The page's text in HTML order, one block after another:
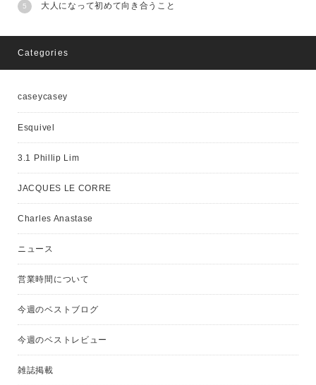
大人になって初めて向き合うこと
Categories
caseycasey
Esquivel
3.1 Phillip Lim
JACQUES LE CORRE
Charles Anastase
ニュース
営業時間について
今週のベストブログ
今週のベストレビュー
雑誌掲載